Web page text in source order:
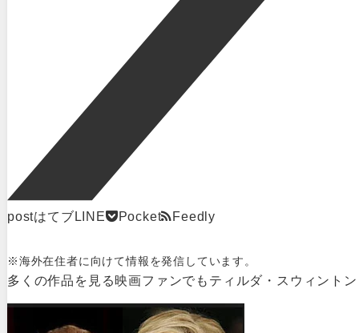
postはてブ LINE Pocket Feedly
※海外在住者に向けて情報を発信しています。
多くの作品を見る映画ファンでもティルダ・スウィント